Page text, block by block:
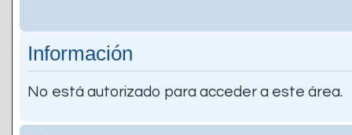
Información
No está autorizado para acceder a este área.